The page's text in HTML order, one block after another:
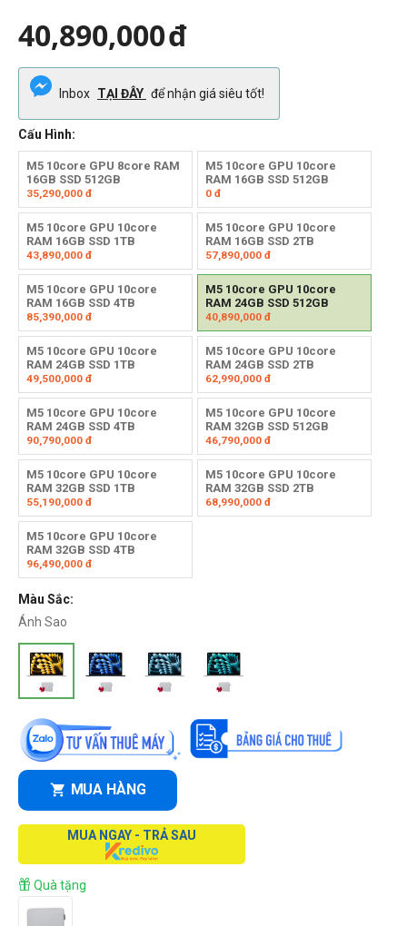
40,890,000đ
Inbox TẠI ĐÂY để nhận giá siêu tốt!
Cấu Hình:
M5 10core GPU 8core RAM
16GB SSD 512GB
35,290,000 đ
M5 10core GPU 10core
RAM 16GB SSD 512GB
0đ
M5 10core GPU 10core
RAM 16GB SSD 1TB
43,890,000 đ
M5 10core GPU 10core
RAM 16GB SSD 2TB
57,890,000đ
M5 10core GPU 10core
RAM 16GB SSD 4TB
85,390,000 đ
M5 10core GPU 10core
RAM 24GB SSD 512GB
40,890,000đ
M5 10core GPU 10core
RAM 24GB SSD 1TB
49,500,000 đ
M5 10core GPU 10core
RAM 24GB SSD 2TB
62,990,000đ
M5 10core GPU 10core
RAM 24GB SSD 4TB
90,790,000 đ
M5 10core GPU 10core
RAM 32GB SSD 512GB
46,790,000đ
M5 10core GPU 10core
RAM 32GB SSD 1TB
55,190,000 đ
M5 10core GPU 10core
RAM 32GB SSD 2TB
68,990,000đ
M5 10core GPU 10core
RAM 32GB SSD 4TB
96,490,000 đ
Màu Sắc:
Ánh Sao
MUA HÀNG
MUA NGAY - TRẢ SAU
Quà tặng